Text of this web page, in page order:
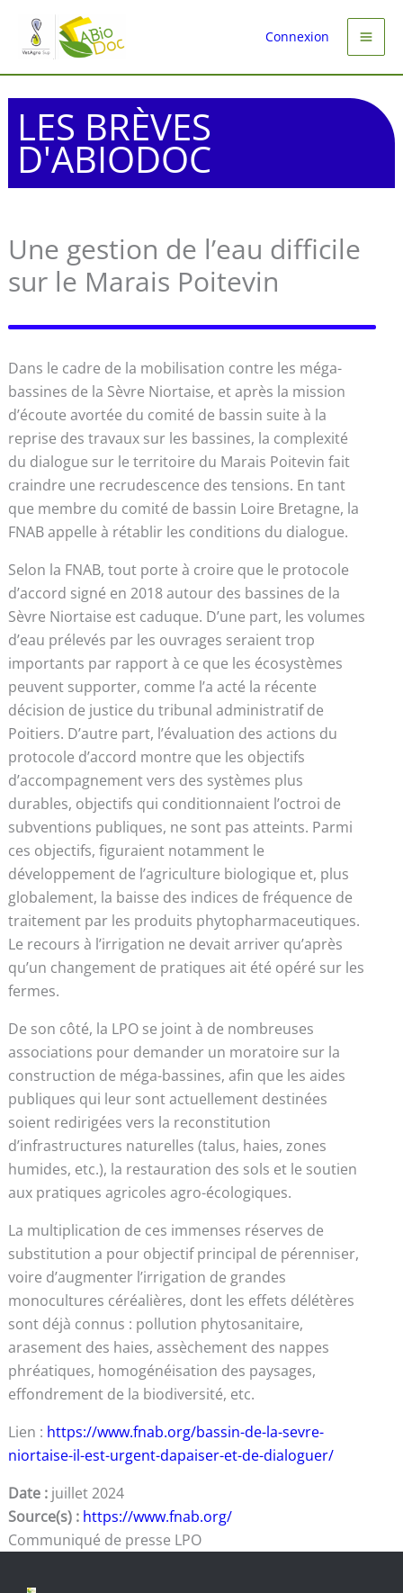
contenu
Connexion
LES BRÈVES
D'ABIODOC
Une gestion de l’eau difficile
sur le Marais Poitevin
Dans le cadre de la mobilisation contre les méga-
bassines de la Sèvre Niortaise, et après la mission
d’écoute avortée du comité de bassin suite à la
reprise des travaux sur les bassines, la complexité
du dialogue sur le territoire du Marais Poitevin fait
craindre une recrudescence des tensions. En tant
que membre du comité de bassin Loire Bretagne, la
FNAB appelle à rétablir les conditions du dialogue.
Selon la FNAB, tout porte à croire que le protocole
d’accord signé en 2018 autour des bassines de la
Sèvre Niortaise est caduque. D’une part, les volumes
d’eau prélevés par les ouvrages seraient trop
importants par rapport à ce que les écosystèmes
peuvent supporter, comme l’a acté la récente
décision de justice du tribunal administratif de
Poitiers. D’autre part, l’évaluation des actions du
protocole d’accord montre que les objectifs
d’accompagnement vers des systèmes plus
durables, objectifs qui conditionnaient l’octroi de
subventions publiques, ne sont pas atteints. Parmi
ces objectifs, figuraient notamment le
développement de l’agriculture biologique et, plus
globalement, la baisse des indices de fréquence de
traitement par les produits phytopharmaceutiques.
Le recours à l’irrigation ne devait arriver qu’après
qu’un changement de pratiques ait été opéré sur les
fermes.
De son côté, la LPO se joint à de nombreuses
associations pour demander un moratoire sur la
construction de méga-bassines, afin que les aides
publiques qui leur sont actuellement destinées
soient redirigées vers la reconstitution
d’infrastructures naturelles (talus, haies, zones
humides, etc.), la restauration des sols et le soutien
aux pratiques agricoles agro-écologiques.
La multiplication de ces immenses réserves de
substitution a pour objectif principal de pérenniser,
voire d’augmenter l’irrigation de grandes
monocultures céréalières, dont les effets délétères
sont déjà connus : pollution phytosanitaire,
arasement des haies, assèchement des nappes
phréatiques, homogénéisation des paysages,
effondrement de la biodiversité, etc.
Lien : https://www.fnab.org/bassin-de-la-sevre-
niortaise-il-est-urgent-dapaiser-et-de-dialoguer/
Date : juillet 2024
Source(s) : https://www.fnab.org/
Communiqué de presse LPO